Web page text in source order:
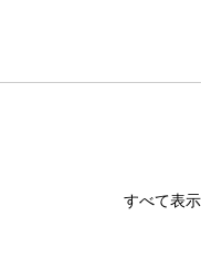
すべて表示